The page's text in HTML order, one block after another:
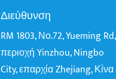
Διεύθυνση
RM 1803, Νο.72, Yueming Rd,
περιοχή Yinzhou, Ningbo
City, επαρχία Zhejiang, Κίνα